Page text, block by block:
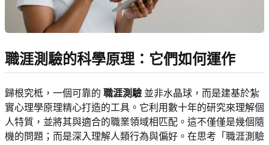
職涯測驗的科學原理：它們如何運作
歸根究柢，一個可靠的 職涯測驗 並非水晶球，而是建基於紮
實心理學原理精心打造的工具。它利用數十年的研究來理解個
人特質，並將其與適合的職業領域相匹配。這不僅僅是幾個隨
機的問題；而是深入理解人類行為與偏好。在思考「職涯測驗